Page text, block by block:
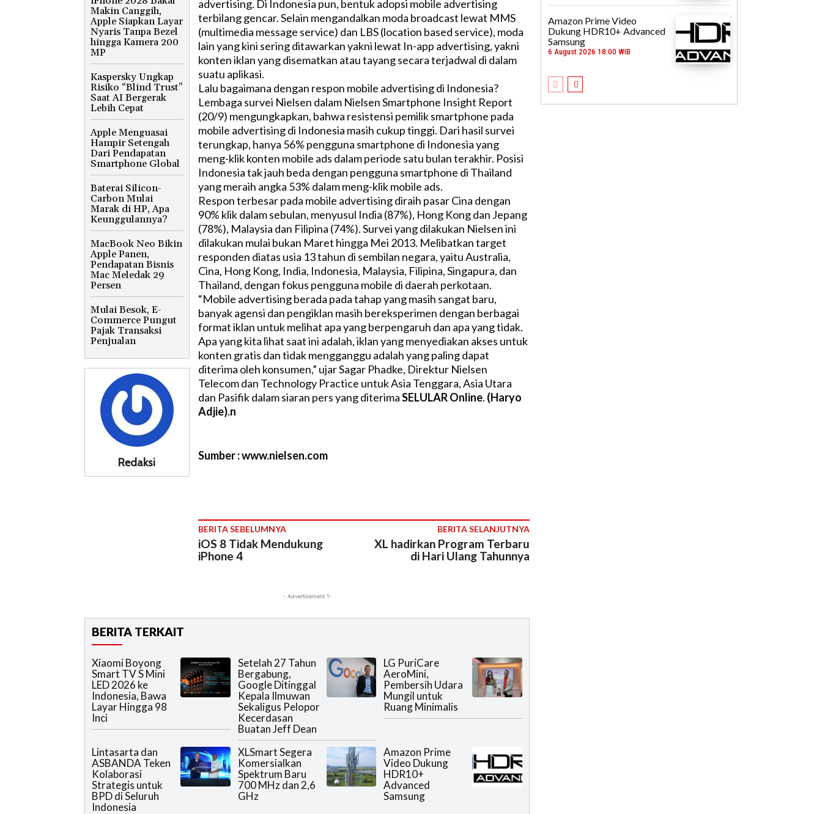
Makin Canggih,
Apple Siapkan Layar
Nyaris Tanpa Bezel
hingga Kamera 200
MP
Kaspersky Ungkap
Risiko “Blind Trust”
Saat AI Bergerak
Lebih Cepat
Apple Menguasai
Hampir Setengah
Dari Pendapatan
Smartphone Global
Baterai Silicon-
Carbon Mulai
Marak di HP, Apa
Keunggulannya?
MacBook Neo Bikin
Apple Panen,
Pendapatan Bisnis
Mac Meledak 29
Persen
Mulai Besok, E-
Commerce Pungut
Pajak Transaksi
Penjualan
Redaksi
advertising. Di Indonesia pun, bentuk adopsi mobile advertising
terbilang gencar. Selain mengandalkan moda broadcast lewat MMS
(multimedia message service) dan LBS (location based service), moda
lain yang kini sering ditawarkan yakni lewat In-app advertising, yakni
konten iklan yang disematkan atau tayang secara terjadwal di dalam
suatu aplikasi.
Lalu bagaimana dengan respon mobile advertising di Indonesia?
Lembaga survei Nielsen dalam Nielsen Smartphone Insight Report
(20/9) mengungkapkan, bahwa resistensi pemilik smartphone pada
mobile advertising di Indonesia masih cukup tinggi. Dari hasil survei
terungkap, hanya 56% pengguna smartphone di Indonesia yang
meng-klik konten mobile ads dalam periode satu bulan terakhir. Posisi
Indonesia tak jauh beda dengan pengguna smartphone di Thailand
yang meraih angka 53% dalam meng-klik mobile ads.
Respon terbesar pada mobile advertising diraih pasar Cina dengan
90% klik dalam sebulan, menyusul India (87%), Hong Kong dan Jepang
(78%), Malaysia dan Filipina (74%). Survei yang dilakukan Nielsen ini
dilakukan mulai bukan Maret hingga Mei 2013. Melibatkan target
responden diatas usia 13 tahun di sembilan negara, yaitu Australia,
Cina, Hong Kong, India, Indonesia, Malaysia, Filipina, Singapura, dan
Thailand, dengan fokus pengguna mobile di daerah perkotaan.
“Mobile advertising berada pada tahap yang masih sangat baru,
banyak agensi dan pengiklan masih bereksperimen dengan berbagai
format iklan untuk melihat apa yang berpengaruh dan apa yang tidak.
Apa yang kita lihat saat ini adalah, iklan yang menyediakan akses untuk
konten gratis dan tidak mengganggu adalah yang paling dapat
diterima oleh konsumen,” ujar Sagar Phadke, Direktur Nielsen
Telecom dan Technology Practice untuk Asia Tenggara, Asia Utara
dan Pasifik dalam siaran pers yang diterimaSELULAR Online. (Haryo
Adjie).n
Sumber : www.nielsen.com
BERITA SEBELUMNYA
iOS 8 Tidak Mendukung
iPhone 4
BERITA SELANJUTNYA
XL hadirkan Program Terbaru
di Hari Ulang Tahunnya
- Advertisement 1-
BERITA TERKAIT
Xiaomi Boyong
Smart TV S Mini
LED 2026 ke
Indonesia, Bawa
Layar Hingga 98
Inci
Setelah 27 Tahun
Bergabung,
Google Ditinggal
Kepala Ilmuwan
Sekaligus Pelopor
Kecerdasan
Buatan Jeff Dean
LG PuriCare
AeroMini,
Pembersih Udara
Mungil untuk
Ruang Minimalis
Lintasarta dan
ASBANDA Teken
Kolaborasi
Strategis untuk
BPD di Seluruh
Indonesia
XLSmart Segera
Komersialkan
Spektrum Baru
700 MHz dan 2,6
GHz
Amazon Prime
Video Dukung
HDR10+
Advanced
Samsung
Amazon Prime Video
Dukung HDR10+ Advanced
Samsung
6 August 2026 18:00 WIB